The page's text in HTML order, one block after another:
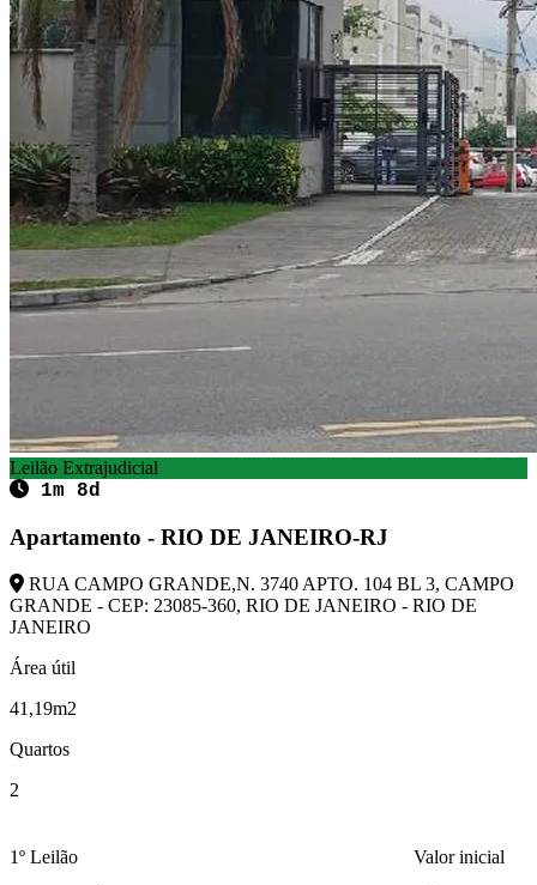
Leilão Extrajudicial
1m 8d
Apartamento - RIO DE JANEIRO-RJ
RUA CAMPO GRANDE,N. 3740 APTO. 104 BL 3, CAMPO
GRANDE - CEP: 23085-360, RIO DE JANEIRO - RIO DE
JANEIRO
Área útil
41,19m2
Quartos
2
1º Leilão
Valor inicial